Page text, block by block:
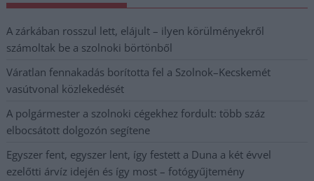
A zárkában rosszul lett, elájult – ilyen körülményekről
számoltak be a szolnoki börtönből
Váratlan fennakadás borította fel a Szolnok–Kecskemét
vasútvonal közlekedését
A polgármester a szolnoki cégekhez fordult: több száz
elbocsátott dolgozón segítene
Egyszer fent, egyszer lent, így festett a Duna a két évvel
ezelőtti árvíz idején és így most – fotógyűjtemény